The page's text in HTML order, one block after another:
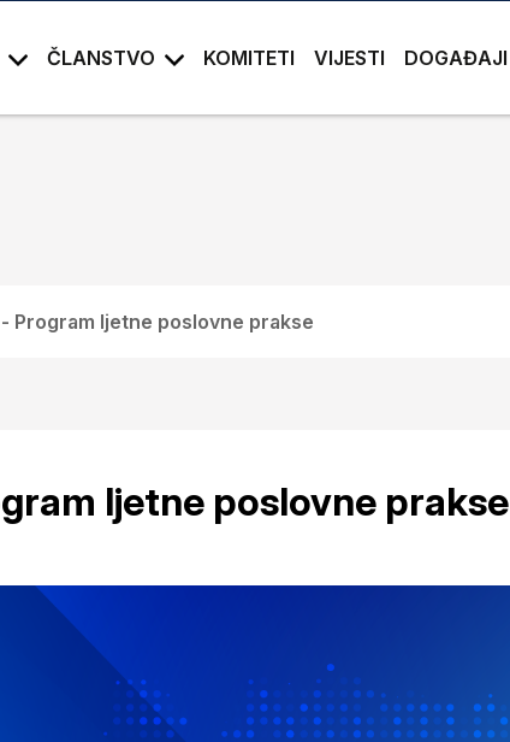
ČLANSTVO KOMITETI VIJESTI DOGAĐAJI
Program ljetne poslovne prakse
ljetne poslovne prakse